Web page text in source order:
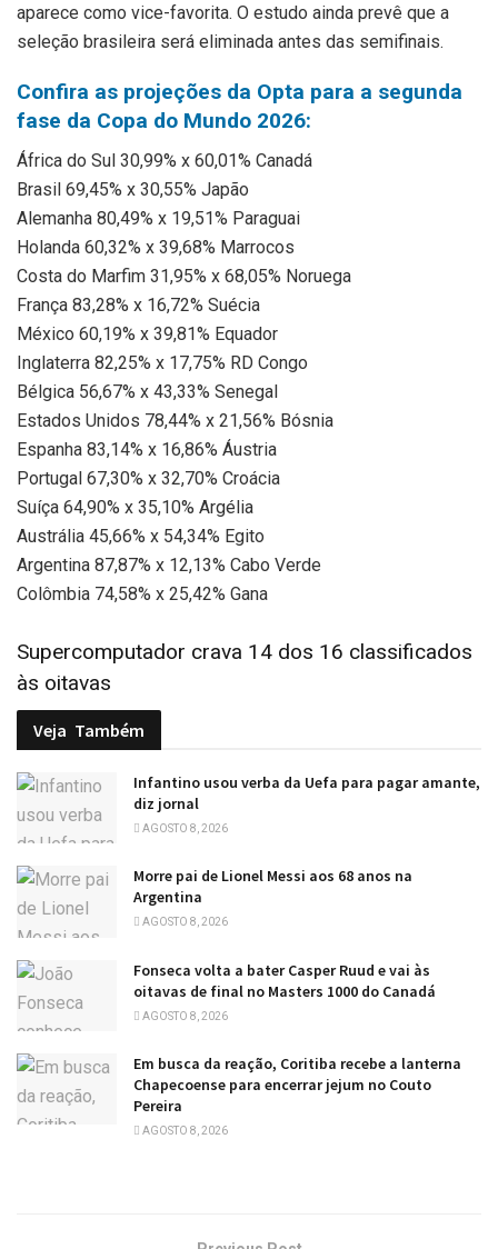
aparece como vice-favorita. O estudo ainda prevê que a
seleção brasileira será eliminada antes das semifinais.
Confira as projeções da Opta para a segunda
fase da Copa do Mundo 2026:
África do Sul 30,99% x 60,01% Canadá
Brasil 69,45% x 30,55% Japão
Alemanha 80,49% x 19,51% Paraguai
Holanda 60,32% x 39,68% Marrocos
Costa do Marfim 31,95% x 68,05% Noruega
França 83,28% x 16,72% Suécia
México 60,19% x 39,81% Equador
Inglaterra 82,25% x 17,75% RD Congo
Bélgica 56,67% x 43,33% Senegal
Estados Unidos 78,44% x 21,56% Bósnia
Espanha 83,14% x 16,86% Áustria
Portugal 67,30% x 32,70% Croácia
Suíça 64,90% x 35,10% Argélia
Austrália 45,66% x 54,34% Egito
Argentina 87,87% x 12,13% Cabo Verde
Colômbia 74,58% x 25,42% Gana
Supercomputador crava 14 dos 16 classificados
às oitavas
Veja Também
Infantino usou verba da Uefa para pagar amante,
diz jornal
AGOSTO 8, 2026
Morre pai de Lionel Messi aos 68 anos na
Argentina
AGOSTO 8, 2026
Fonseca volta a bater Casper Ruud e vai às
oitavas de final no Masters 1000 do Canadá
AGOSTO 8, 2026
Em busca da reação, Coritiba recebe a lanterna
Chapecoense para encerrar jejum no Couto
Pereira
AGOSTO 8, 2026